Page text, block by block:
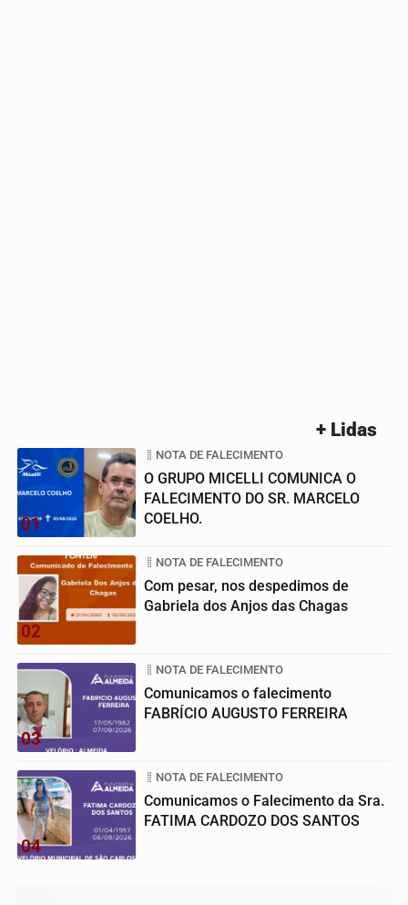
+ Lidas
01
NOTA DE FALECIMENTO
O GRUPO MICELLI COMUNICA O
FALECIMENTO DO SR. MARCELO
COELHO.
02
NOTA DE FALECIMENTO
Com pesar, nos despedimos de
Gabriela dos Anjos das Chagas
03
NOTA DE FALECIMENTO
Comunicamos o falecimento
FABRÍCIO AUGUSTO FERREIRA
04
NOTA DE FALECIMENTO
Comunicamos o Falecimento da Sra.
FATIMA CARDOZO DOS SANTOS